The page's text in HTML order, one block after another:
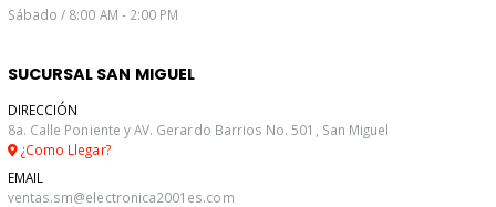
Sábado / 8:00 AM - 2:00 PM
SUCURSAL SAN MIGUEL
DIRECCIÓN
8a. Calle Poniente y AV. Gerardo Barrios No. 501, San Miguel
¿Como Llegar?
EMAIL
ventas.sm@electronica2001es.com